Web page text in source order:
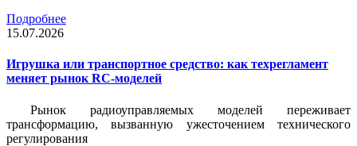
Подробнее
15.07.2026
Игрушка или транспортное средство: как техрегламент
меняет рынок RC-моделей
Рынок радиоуправляемых моделей переживает
трансформацию, вызванную ужесточением технического
регулирования